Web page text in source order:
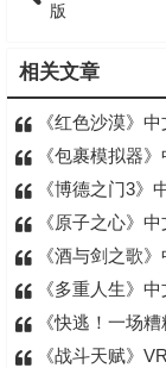
版
相关文章
《红色沙漠》中
《包裹模拟器
《博德之门3》
《原子之心》中
《酒与剑之歌
《多重人生》中
《快逃！一场
《战斗天赋》